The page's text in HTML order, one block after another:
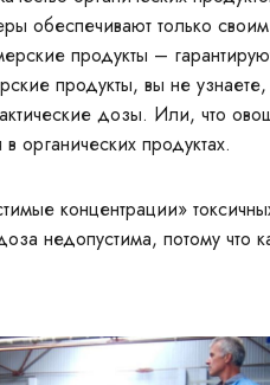
обеспечивают только своим
продукты –
продукты, вы не
дозы. Или, что
продуктах.
концентрации»
недопустима, потому что